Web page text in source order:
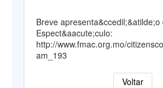
Breve apresenta&ccedil;&atilde;o
Espect&aacute;culo:
http://www.fmac.org.mo/
am_193
Voltar